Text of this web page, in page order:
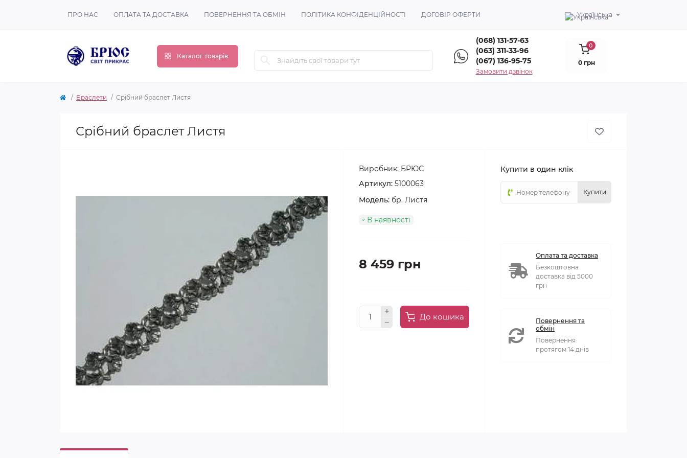
ПРО НАС ОПЛАТА ТА ДОСТАВКА ПОВЕРНЕННЯ ТА ОБМІН ПОЛІТИКА КОНФІДЕНЦІЙНОСТІ ДОГОВІР ОФЕРТИ Українська
Каталог товарів
(068) 131-57-63
(063) 311-33-96
(067) 136-95-75
Замовити дзвінок
0
0 грн
Браслети Срібний браслет Листя
Срібний браслет Листя
Виробник: БРЮС
Артикул: 5100063
Модель: бр. Листя
В наявності
8 459 грн
До кошика
Купити в один клік
Купити
Оплата та доставка
Безкоштовна
доставка від 5000
грн
Повернення та
обмін
Повернення
протягом 14 днів